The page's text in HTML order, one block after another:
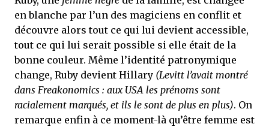
en blanche par l’un des magiciens en conflit et
découvre alors tout ce qui lui devient accessible,
tout ce qui lui serait possible si elle était de la
bonne couleur. Même l’identité patronymique
change, Ruby devient Hillary (Levitt l’avait montré
dans Freakonomics : aux USA les prénoms sont
racialement marqués, et ils le sont de plus en plus). On
remarque enfin à ce moment-là qu’être femme est